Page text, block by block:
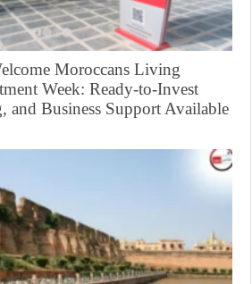
Moroccans Living
Week: Ready-to-Invest
and Business Support Available